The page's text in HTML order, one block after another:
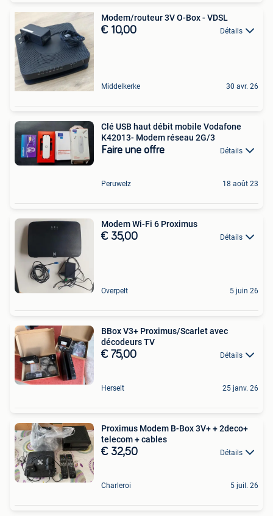
Modem/routeur 3V O-Box - VDSL
€ 10,00 Détails
Middelkerke 30 avr. 26
Clé USB haut débit mobile Vodafone
K42013- Modem réseau 2G/3
Faire une offre Détails
Peruwelz 18 août 23
Modem Wi-Fi 6 Proximus
€ 35,00 Détails
Overpelt 5 juin 26
BBox V3+ Proximus/Scarlet avec
décodeurs TV
€ 75,00 Détails
Herselt 25 janv. 26
Proximus Modem B-Box 3V+ + 2deco+
telecom + cables
€ 32,50 Détails
Charleroi 5 juil. 26